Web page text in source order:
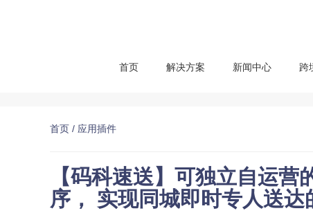
首页 解决方案 新闻中心 跨
首页 / 应用插件
【码科速送】可独立自运
序， 实现同城即时专人送达